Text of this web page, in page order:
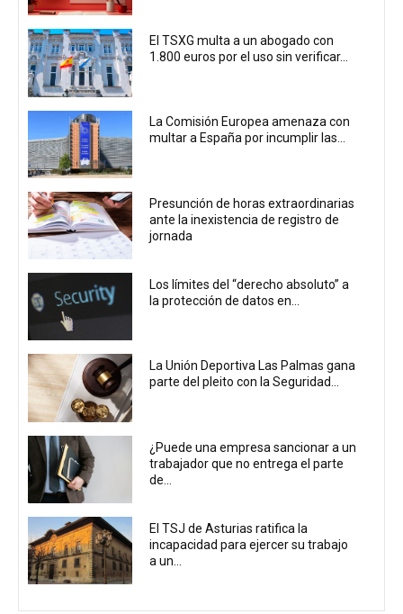
El TSXG multa a un abogado con
1.800 euros por el uso sin verificar...
La Comisión Europea amenaza con
multar a España por incumplir las...
Presunción de horas extraordinarias
ante la inexistencia de registro de
jornada
Los límites del “derecho absoluto” a
la protección de datos en...
La Unión Deportiva Las Palmas gana
parte del pleito con la Seguridad...
¿Puede una empresa sancionar a un
trabajador que no entrega el parte
de...
El TSJ de Asturias ratifica la
incapacidad para ejercer su trabajo
a un...